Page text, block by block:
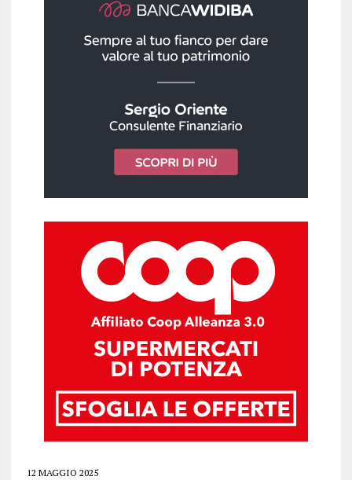
12 MAGGIO 2025